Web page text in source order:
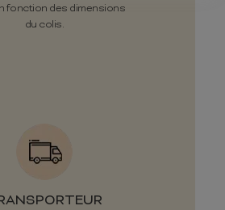
fonction des dimensions
du colis.